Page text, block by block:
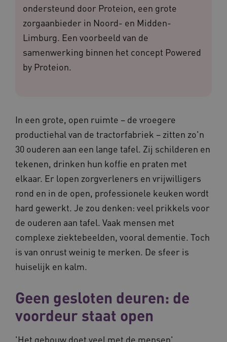
ondersteund door Proteion, een grote
zorgaanbieder in Noord- en Midden-
Limburg. Een voorbeeld van de
samenwerking binnen het concept Powered
by Proteion.
In een grote, open ruimte – de vroegere
productiehal van de tractorfabriek – zitten zo'n
30 ouderen aan een lange tafel. Zij schilderen en
tekenen, drinken hun koffie en praten met
elkaar. Er lopen zorgverleners en vrijwilligers
rond en in de open, professionele keuken wordt
hard gewerkt. Je zou denken: veel prikkels voor
de ouderen aan tafel. Vaak mensen met
complexe ziektebeelden, vooral dementie. Toch
is van onrust weinig te merken. De sfeer is
huiselijk en kalm.
Geen gesloten deuren: de
voordeur staat open
'Het gebouw doet veel met de mensen',